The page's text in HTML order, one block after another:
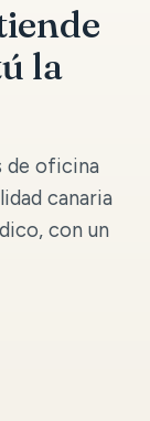
la
de oficina
canaria
con un